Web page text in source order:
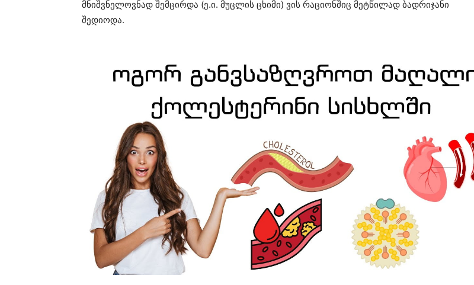
მნიშვნელოვნად შემცირდა (ე.ი. მუცლის ცხიმი) ვის რაციონშიც მეტწილად ბადრიჯანი
შედიოდა.